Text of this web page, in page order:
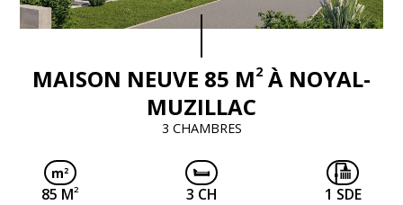
MAISON NEUVE 85 M2 À NOYAL-
MUZILLAC
3 CHAMBRES
85 M2 3 CH 1 SDE